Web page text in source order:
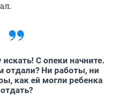
искать! С опеки начните.
отдали? Ни работы, ни
как ей могли ребенка
отдать?